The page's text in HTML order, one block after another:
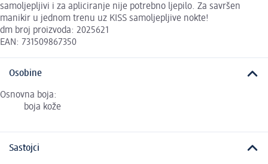
samoljepljivi i za apliciranje nije potrebno ljepilo. Za savršen
manikir u jednom trenu uz KISS samoljepljive nokte!
dm broj proizvoda: 2025621
EAN: 731509867350
Osobine
Osnovna boja:
boja kože
Sastojci